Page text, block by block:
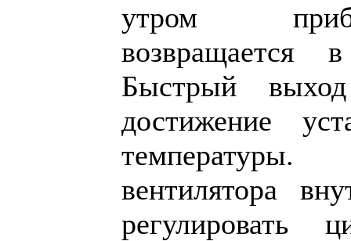
утром
возвращается
Быстрый
достижение
температуры.
вентилятора
регулировать